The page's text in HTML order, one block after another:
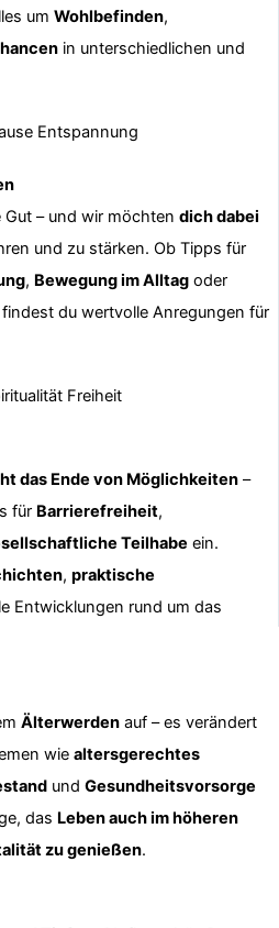
um Wohlbefinden,
in unterschiedlichen und
– und wir möchten dich dabei
und zu stärken. Ob Tipps für
, Bewegung im Alltag oder
findest du wertvolle Anregungen für
das Ende von Möglichkeiten –
für Barrierefreiheit,
Teilhabe ein.
, praktische
Entwicklungen rund um das
Älterwerden auf – es verändert
wie altersgerechtes
und Gesundheitsvorsorge
das Leben auch im höheren
zu genießen.